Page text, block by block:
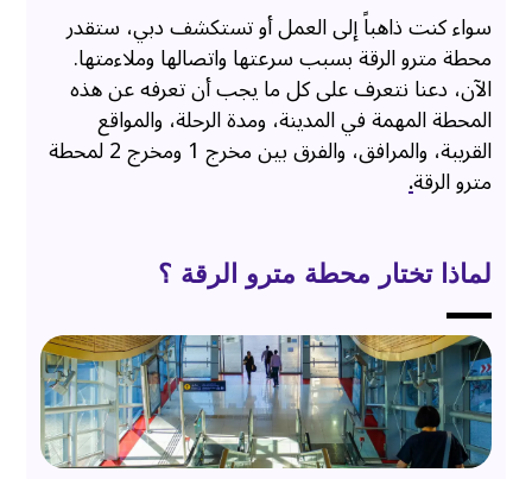
سواء كنت ذاهباً إلى العمل أو تستكشف دبي، ستقدر
محطة مترو الرقة بسبب سرعتها واتصالها وملاءمتها.
الآن، دعنا نتعرف على كل ما يجب أن تعرفه عن هذه
المحطة المهمة في المدينة، ومدة الرحلة، والمواقع
القريبة، والمرافق، والفرق بين مخرج 1 ومخرج 2 لمحطة
مترو الرقة.
لماذا تختار محطة مترو الرقة ؟